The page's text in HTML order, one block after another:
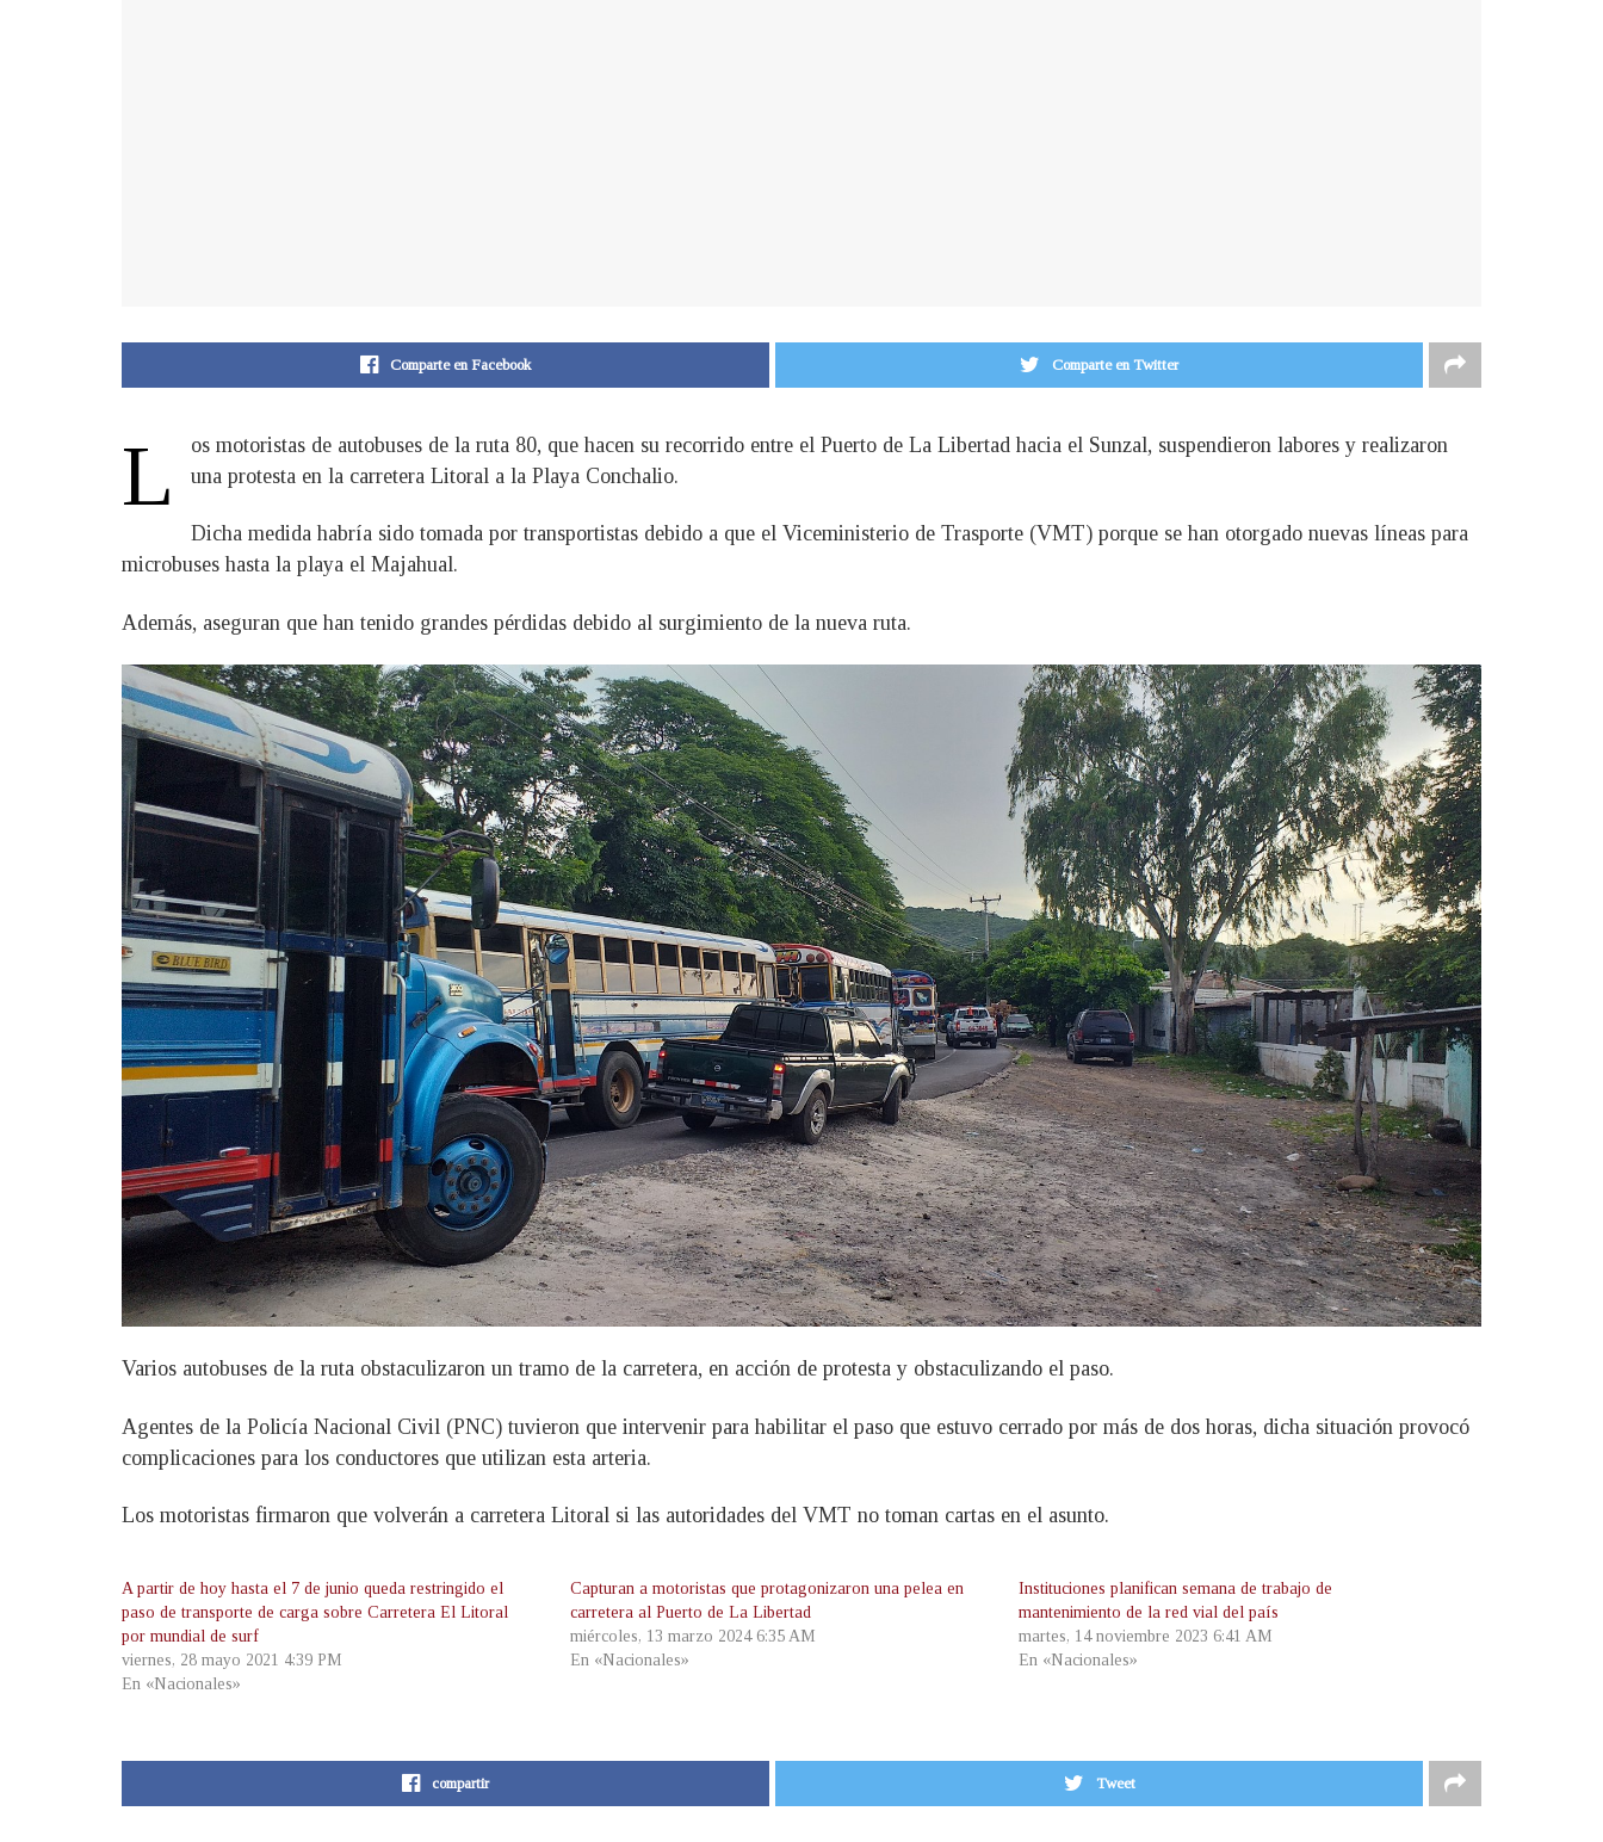
Comparte en Facebook Comparte en Twitter
L
os motoristas de autobuses de la ruta 80, que hacen su recorrido entre el Puerto de La Libertad hacia el Sunzal, suspendieron labores y realizaron
una protesta en la carretera Litoral a la Playa Conchalio.
Dicha medida habría sido tomada por transportistas debido a que el Viceministerio de Trasporte (VMT) porque se han otorgado nuevas líneas para
microbuses hasta la playa el Majahual.
Además, aseguran que han tenido grandes pérdidas debido al surgimiento de la nueva ruta.
Varios autobuses de la ruta obstaculizaron un tramo de la carretera, en acción de protesta y obstaculizando el paso.
Agentes de la Policía Nacional Civil (PNC) tuvieron que intervenir para habilitar el paso que estuvo cerrado por más de dos horas, dicha situación provocó
complicaciones para los conductores que utilizan esta arteria.
Los motoristas firmaron que volverán a carretera Litoral si las autoridades del VMT no toman cartas en el asunto.
A partir de hoy hasta el 7 de junio queda restringido el
paso de transporte de carga sobre Carretera El Litoral
por mundial de surf
viernes, 28 mayo 2021 4:39 PM
En «Nacionales»
Capturan a motoristas que protagonizaron una pelea en
carretera al Puerto de La Libertad
miércoles, 13 marzo 2024 6:35 AM
En «Nacionales»
Instituciones planifican semana de trabajo de
mantenimiento de la red vial del país
martes, 14 noviembre 2023 6:41 AM
En «Nacionales»
compartir Tweet